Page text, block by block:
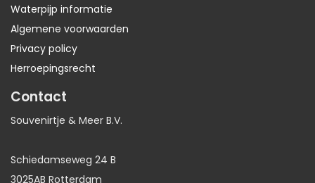
Waterpijp informatie
Algemene voorwaarden
Privacy policy
Herroepingsrecht
Contact
Souvenirtje & Meer B.V.
Schiedamseweg 24 B
3025AB Rotterdam